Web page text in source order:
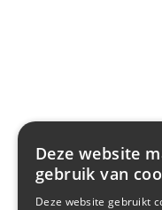
Deze website
gebruik van
Deze website gebruikt